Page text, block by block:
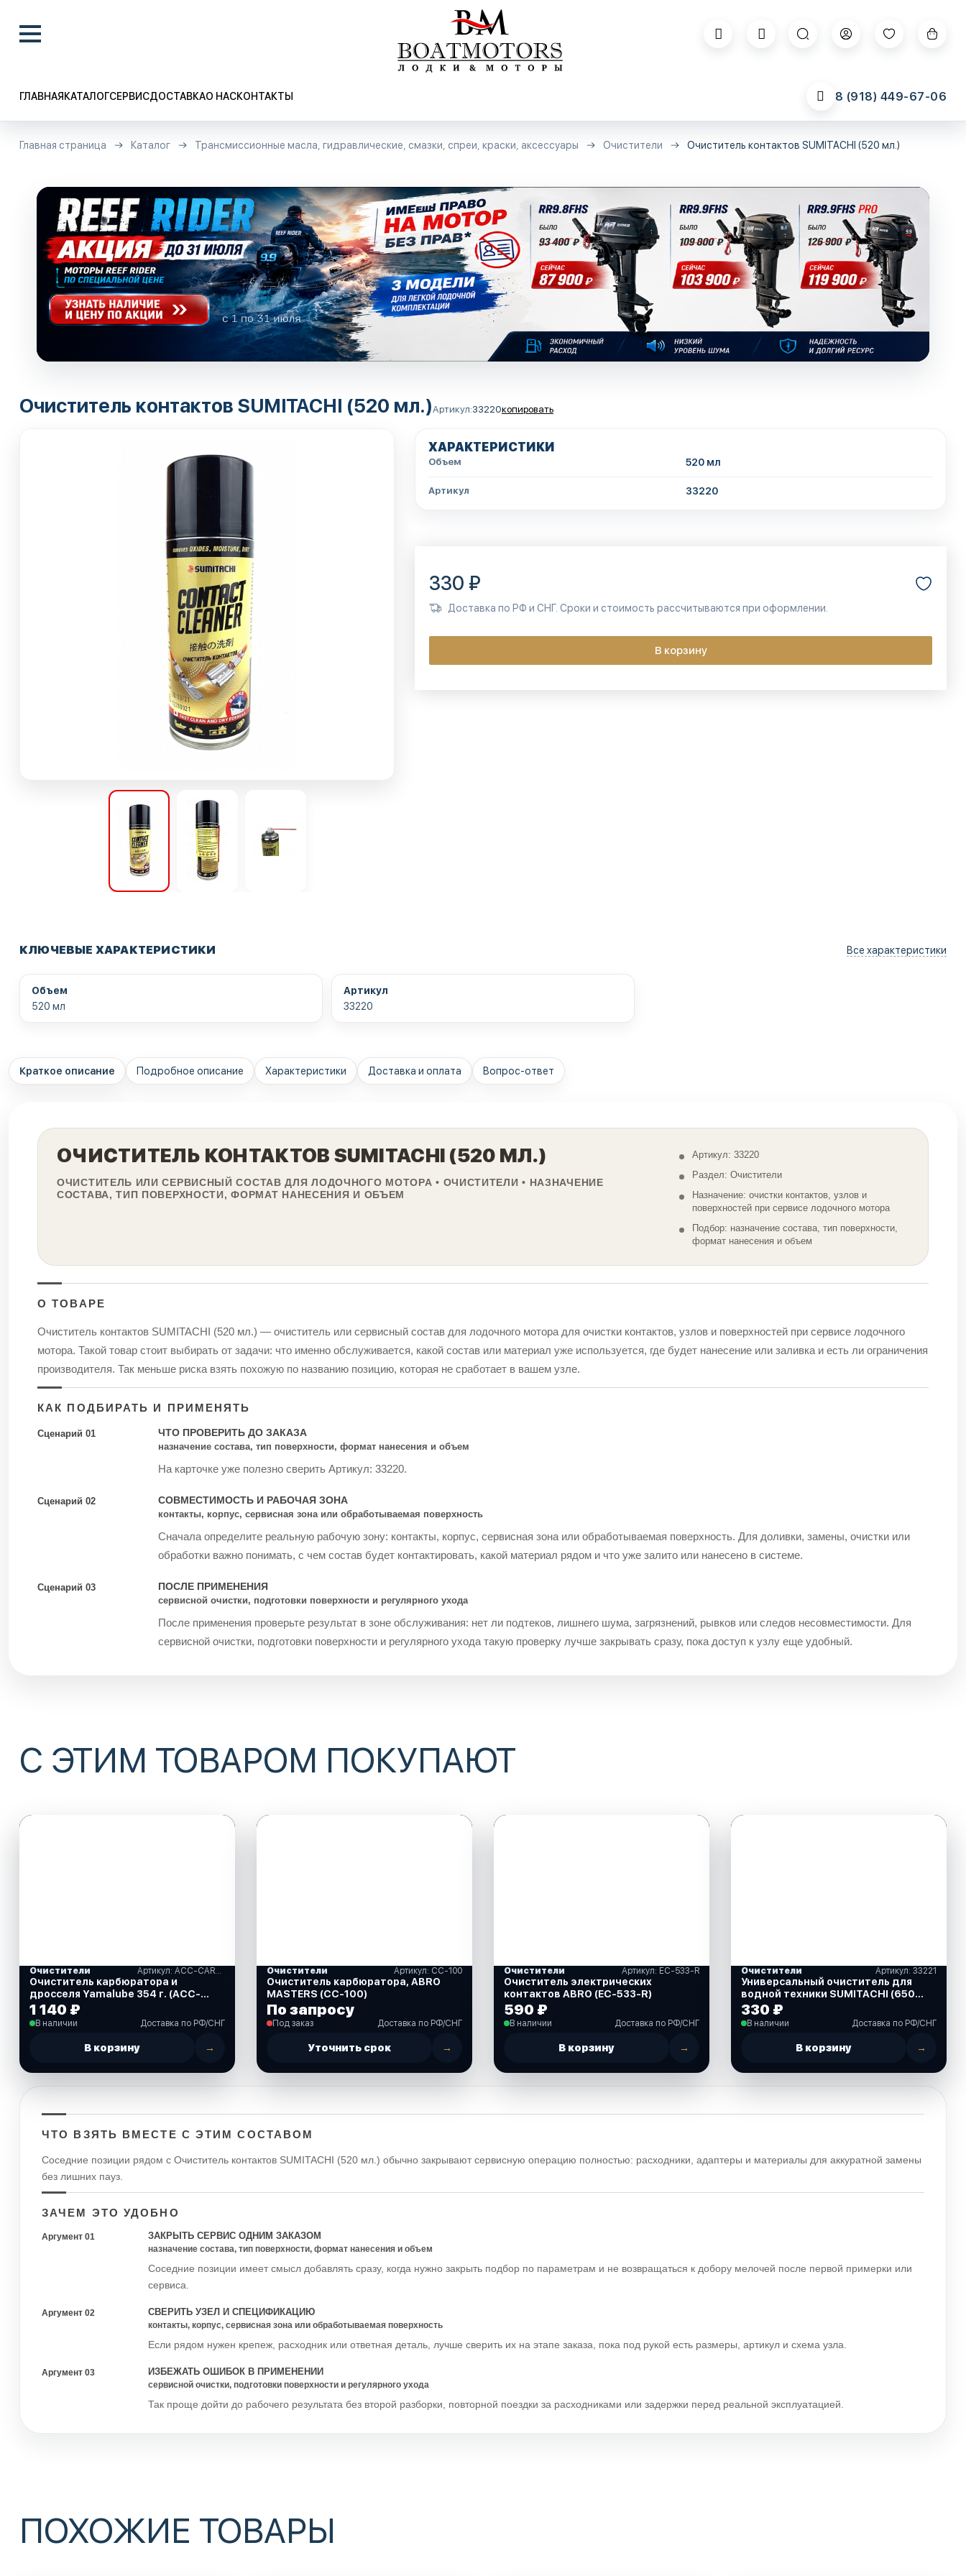
ГЛАВНАЯ КАТАЛОГСЕРВИСДОСТАВКАО НАСКОНТАКТЫ 8 (918) 449-67-06
Главная страница Каталог Трансмиссионные масла, гидравлические, смазки, спреи, краски, аксессуары Очистители Очиститель контактов SUMITACHI (520 мл.)
Очиститель контактов SUMITACHI (520 мл.)Артикул:33220копировать
ХАРАКТЕРИСТИКИ
Объем 520 мл
Артикул 33220
330 ₽
Доставка по РФ и СНГ. Сроки и стоимость рассчитываются при оформлении.
В корзину
КЛЮЧЕВЫЕ ХАРАКТЕРИСТИКИ Все характеристики
Объем
520 мл
Артикул
33220
Краткое описание Подробное описание Характеристики Доставка и оплата Вопрос-ответ
ОЧИСТИТЕЛЬ КОНТАКТОВ SUMITACHI (520 МЛ.)
ОЧИСТИТЕЛЬ ИЛИ СЕРВИСНЫЙ СОСТАВ ДЛЯ ЛОДОЧНОГО МОТОРА • ОЧИСТИТЕЛИ • НАЗНАЧЕНИЕ
СОСТАВА, ТИП ПОВЕРХНОСТИ, ФОРМАТ НАНЕСЕНИЯ И ОБЪЕМ
Артикул: 33220
Раздел: Очистители
Назначение: очистки контактов, узлов и
поверхностей при сервисе лодочного мотора
Подбор: назначение состава, тип поверхности,
формат нанесения и объем
О ТОВАРЕ
Очиститель контактов SUMITACHI (520 мл.) — очиститель или сервисный состав для лодочного мотора для очистки контактов, узлов и поверхностей при сервисе лодочного
мотора. Такой товар стоит выбирать от задачи: что именно обслуживается, какой состав или материал уже используется, где будет нанесение или заливка и есть ли ограничения
производителя. Так меньше риска взять похожую по названию позицию, которая не сработает в вашем узле.
КАК ПОДБИРАТЬ И ПРИМЕНЯТЬ
Сценарий 01 ЧТО ПРОВЕРИТЬ ДО ЗАКАЗА
назначение состава, тип поверхности, формат нанесения и объем
На карточке уже полезно сверить Артикул: 33220.
Сценарий 02 СОВМЕСТИМОСТЬ И РАБОЧАЯ ЗОНА
контакты, корпус, сервисная зона или обработываемая поверхность
Сначала определите реальную рабочую зону: контакты, корпус, сервисная зона или обработываемая поверхность. Для доливки, замены, очистки или
обработки важно понимать, с чем состав будет контактировать, какой материал рядом и что уже залито или нанесено в системе.
Сценарий 03 ПОСЛЕ ПРИМЕНЕНИЯ
сервисной очистки, подготовки поверхности и регулярного ухода
После применения проверьте результат в зоне обслуживания: нет ли подтеков, лишнего шума, загрязнений, рывков или следов несовместимости. Для
сервисной очистки, подготовки поверхности и регулярного ухода такую проверку лучше закрывать сразу, пока доступ к узлу еще удобный.
С ЭТИМ ТОВАРОМ ПОКУПАЮТ
Очистители Артикул: ACC-CARBS-PR-AY
Очиститель карбюратора и
дросселя Yamalube 354 г. (ACC-
CARBS-PR-AY)
1 140 ₽
В наличии Доставка по РФ/СНГ
В корзину →
Очистители Артикул: CC-100
Очиститель карбюратора, ABRO
MASTERS (CC-100)
По запросу
Под заказ Доставка по РФ/СНГ
Уточнить срок →
Очистители Артикул: EC-533-R
Очиститель электрических
контактов ABRO (EC-533-R)
590 ₽
В наличии Доставка по РФ/СНГ
В корзину →
Очистители Артикул: 33221
Универсальный очиститель для
водной техники SUMITACHI (650
мл.)
330 ₽
В наличии Доставка по РФ/СНГ
В корзину →
ЧТО ВЗЯТЬ ВМЕСТЕ С ЭТИМ СОСТАВОМ
Соседние позиции рядом с Очиститель контактов SUMITACHI (520 мл.) обычно закрывают сервисную операцию полностью: расходники, адаптеры и материалы для аккуратной замены
без лишних пауз.
ЗАЧЕМ ЭТО УДОБНО
Аргумент 01 ЗАКРЫТЬ СЕРВИС ОДНИМ ЗАКАЗОМ
назначение состава, тип поверхности, формат нанесения и объем
Соседние позиции имеет смысл добавлять сразу, когда нужно закрыть подбор по параметрам и не возвращаться к добору мелочей после первой примерки или
сервиса.
Аргумент 02 СВЕРИТЬ УЗЕЛ И СПЕЦИФИКАЦИЮ
контакты, корпус, сервисная зона или обработываемая поверхность
Если рядом нужен крепеж, расходник или ответная деталь, лучше сверить их на этапе заказа, пока под рукой есть размеры, артикул и схема узла.
Аргумент 03 ИЗБЕЖАТЬ ОШИБОК В ПРИМЕНЕНИИ
сервисной очистки, подготовки поверхности и регулярного ухода
Так проще дойти до рабочего результата без второй разборки, повторной поездки за расходниками или задержки перед реальной эксплуатацией.
ПОХОЖИЕ ТОВАРЫ